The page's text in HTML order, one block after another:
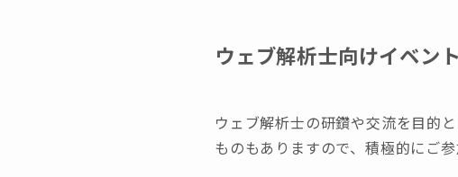
ウェブ解析士向けイベント
ウェブ解析士の研鑽や交流を目的
ものもありますので、積極的にご参